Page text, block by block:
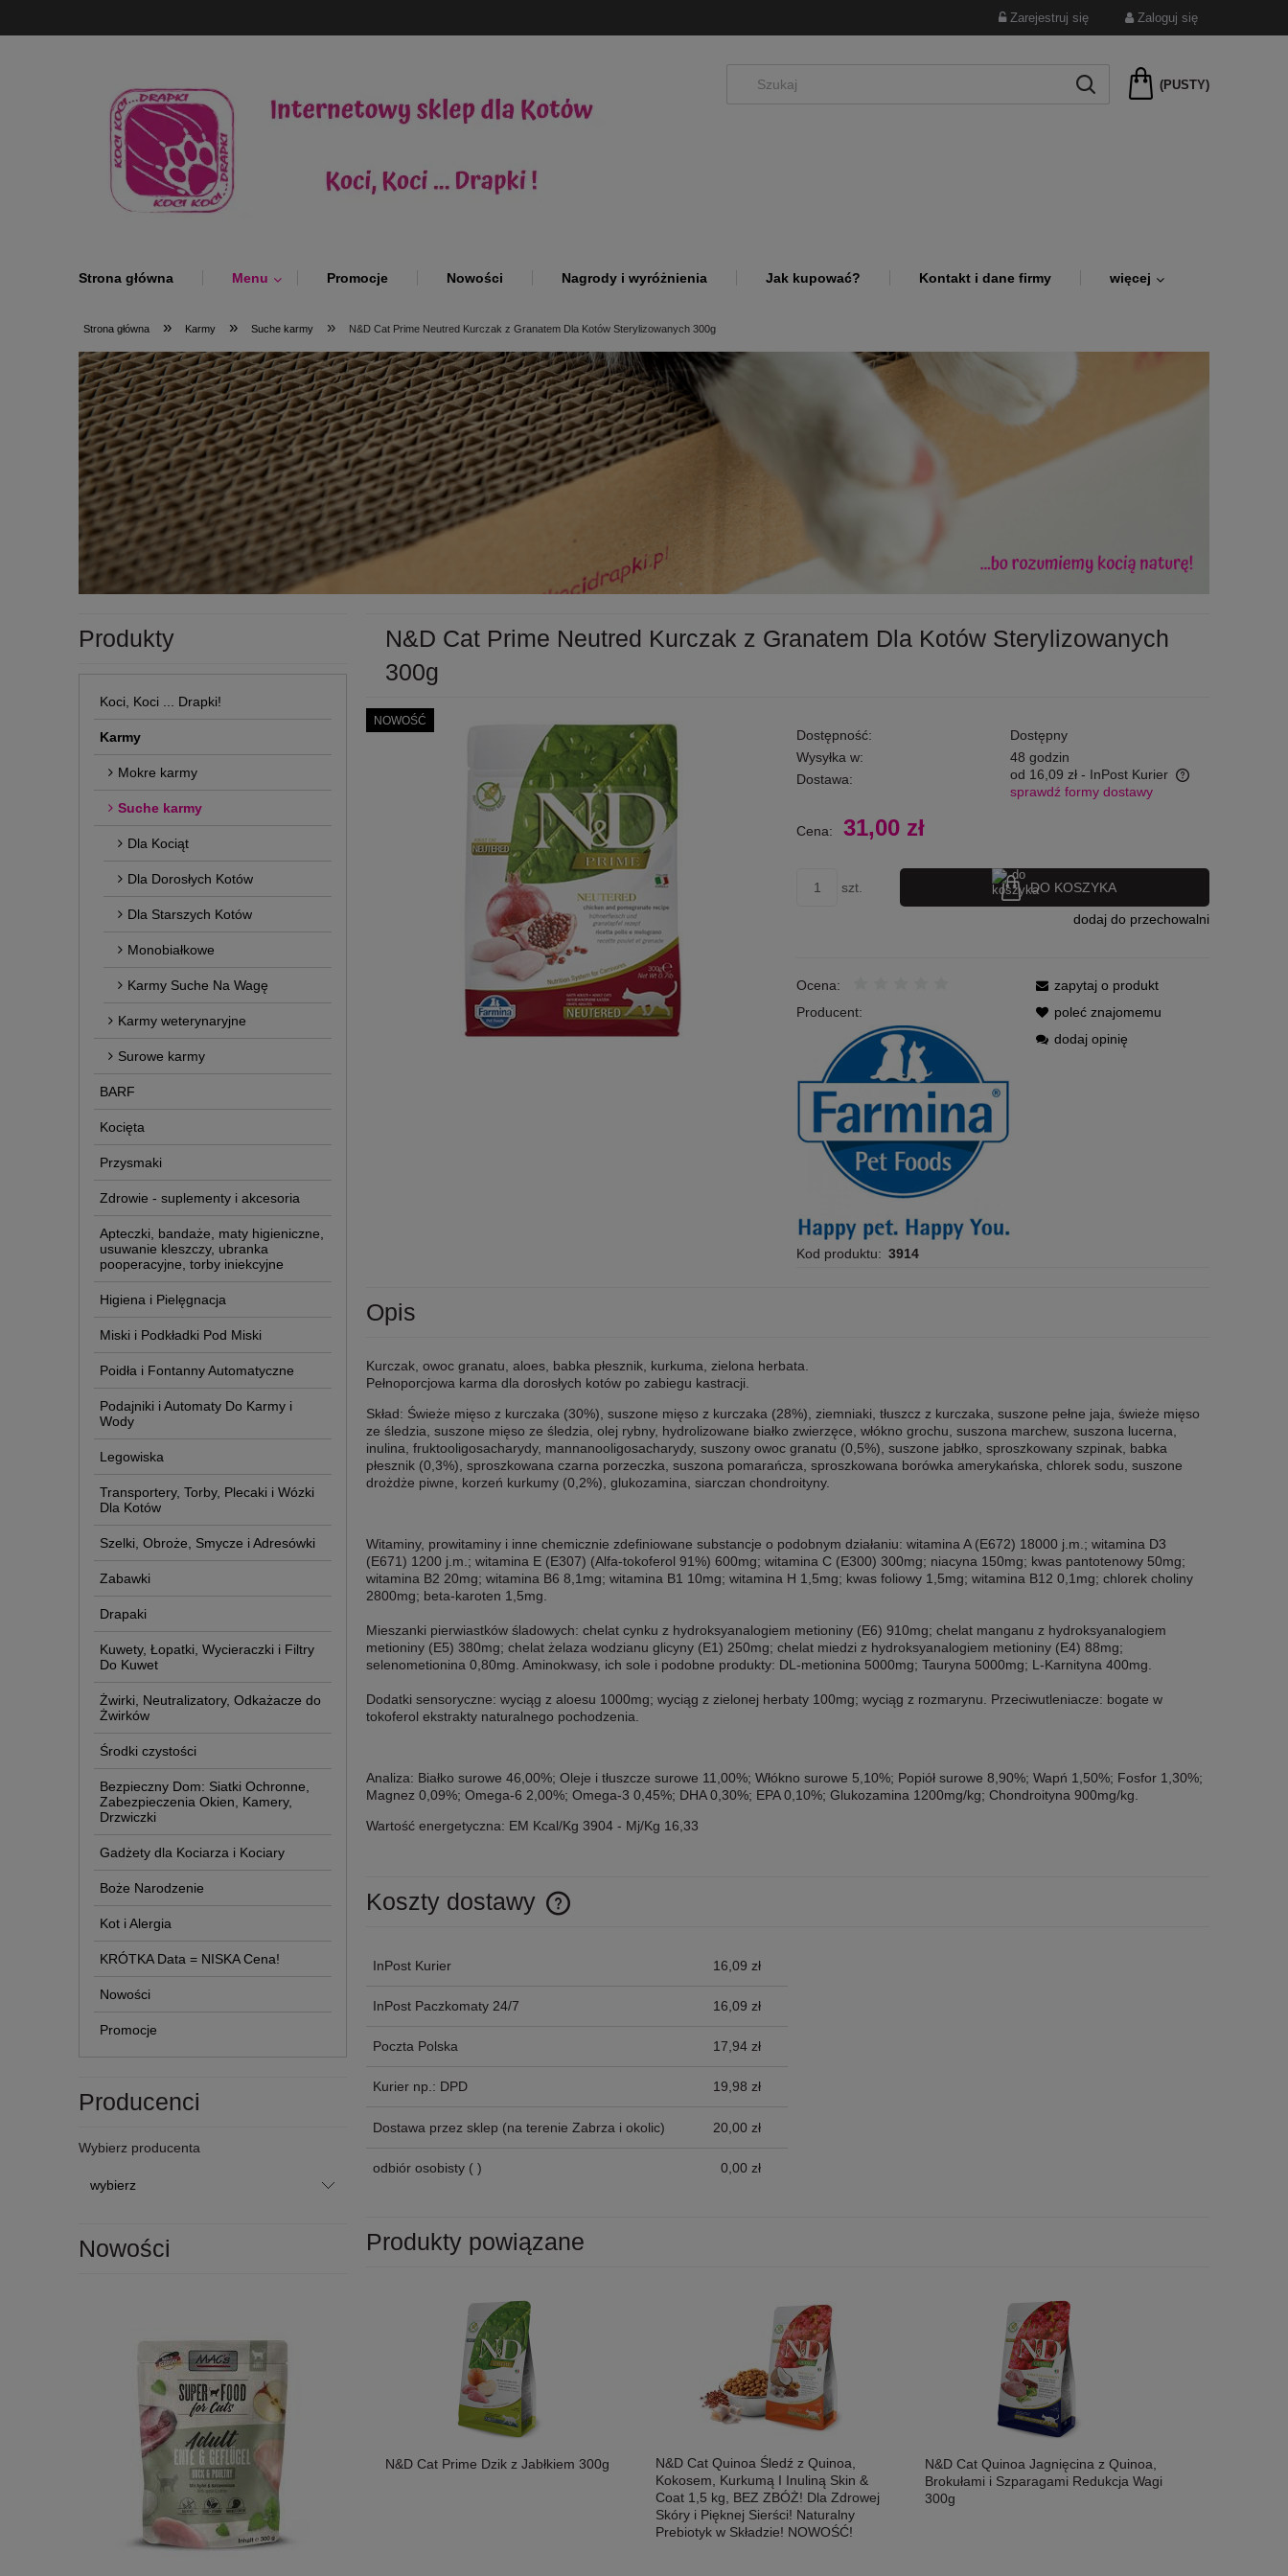
Zarejestruj się Zaloguj się
(PUSTY)
Strona główna Menu Promocje Nowości Nagrody i wyróżnienia Jak kupować? Kontakt i dane firmy więcej
Strona główna » Karmy » Suche karmy » N&D Cat Prime Neutred Kurczak z Granatem Dla Kotów Sterylizowanych 300g
Produkty
Koci, Koci ... Drapki!
Karmy
Mokre karmy
Suche karmy
Dla Kociąt
Dla Dorosłych Kotów
Dla Starszych Kotów
Monobiałkowe
Karmy Suche Na Wagę
Karmy weterynaryjne
Surowe karmy
BARF
Kocięta
Przysmaki
Zdrowie - suplementy i akcesoria
Apteczki, bandaże, maty higieniczne,
usuwanie kleszczy, ubranka
pooperacyjne, torby iniekcyjne
Higiena i Pielęgnacja
Miski i Podkładki Pod Miski
Poidła i Fontanny Automatyczne
Podajniki i Automaty Do Karmy i
Wody
Legowiska
Transportery, Torby, Plecaki i Wózki
Dla Kotów
Szelki, Obroże, Smycze i Adresówki
Zabawki
Drapaki
Kuwety, Łopatki, Wycieraczki i Filtry
Do Kuwet
Żwirki, Neutralizatory, Odkażacze do
Żwirków
Środki czystości
Bezpieczny Dom: Siatki Ochronne,
Zabezpieczenia Okien, Kamery,
Drzwiczki
Gadżety dla Kociarza i Kociary
Boże Narodzenie
Kot i Alergia
KRÓTKA Data = NISKA Cena!
Nowości
Promocje
Producenci
Wybierz producenta
Nowości
N&D Cat Prime Neutred Kurczak z Granatem Dla Kotów Sterylizowanych
300g
NOWOŚĆ
Dostępność:
Dostępny
Wysyłka w:
48 godzin
Dostawa:
od 16,09 zł - InPost Kurier
sprawdź formy dostawy
Cena: 31,00 zł
szt. DO KOSZYKA
dodaj do przechowalni
Ocena:
Producent:
Kod produktu: 3914
zapytaj o produkt
poleć znajomemu
dodaj opinię
Opis
Kurczak, owoc granatu, aloes, babka płesznik, kurkuma, zielona herbata.
Pełnoporcjowa karma dla dorosłych kotów po zabiegu kastracji.
Skład: Świeże mięso z kurczaka (30%), suszone mięso z kurczaka (28%), ziemniaki, tłuszcz z kurczaka, suszone pełne jaja, świeże mięso
ze śledzia, suszone mięso ze śledzia, olej rybny, hydrolizowane białko zwierzęce, włókno grochu, suszona marchew, suszona lucerna,
inulina, fruktooligosacharydy, mannanooligosacharydy, suszony owoc granatu (0,5%), suszone jabłko, sproszkowany szpinak, babka
płesznik (0,3%), sproszkowana czarna porzeczka, suszona pomarańcza, sproszkowana borówka amerykańska, chlorek sodu, suszone
drożdże piwne, korzeń kurkumy (0,2%), glukozamina, siarczan chondroityny.
Witaminy, prowitaminy i inne chemicznie zdefiniowane substancje o podobnym działaniu: witamina A (E672) 18000 j.m.; witamina D3
(E671) 1200 j.m.; witamina E (E307) (Alfa-tokoferol 91%) 600mg; witamina C (E300) 300mg; niacyna 150mg; kwas pantotenowy 50mg;
witamina B2 20mg; witamina B6 8,1mg; witamina B1 10mg; witamina H 1,5mg; kwas foliowy 1,5mg; witamina B12 0,1mg; chlorek choliny
2800mg; beta-karoten 1,5mg.
Mieszanki pierwiastków śladowych: chelat cynku z hydroksyanalogiem metioniny (E6) 910mg; chelat manganu z hydroksyanalogiem
metioniny (E5) 380mg; chelat żelaza wodzianu glicyny (E1) 250mg; chelat miedzi z hydroksyanalogiem metioniny (E4) 88mg;
selenometionina 0,80mg. Aminokwasy, ich sole i podobne produkty: DL-metionina 5000mg; Tauryna 5000mg; L-Karnityna 400mg.
Dodatki sensoryczne: wyciąg z aloesu 1000mg; wyciąg z zielonej herbaty 100mg; wyciąg z rozmarynu. Przeciwutleniacze: bogate w
tokoferol ekstrakty naturalnego pochodzenia.
Analiza: Białko surowe 46,00%; Oleje i tłuszcze surowe 11,00%; Włókno surowe 5,10%; Popiół surowe 8,90%; Wapń 1,50%; Fosfor 1,30%;
Magnez 0,09%; Omega-6 2,00%; Omega-3 0,45%; DHA 0,30%; EPA 0,10%; Glukozamina 1200mg/kg; Chondroityna 900mg/kg.
Wartość energetyczna: EM Kcal/Kg 3904 - Mj/Kg 16,33
Koszty dostawy
InPost Kurier 16,09 zł
InPost Paczkomaty 24/7 16,09 zł
Poczta Polska 17,94 zł
Kurier np.: DPD 19,98 zł
Dostawa przez sklep (na terenie Zabrza i okolic) 20,00 zł
odbiór osobisty ( ) 0,00 zł
Produkty powiązane
N&D Cat Prime Dzik z Jabłkiem 300g
N&D Cat Quinoa Śledź z Quinoa,
Kokosem, Kurkumą I Inuliną Skin &
Coat 1,5 kg, BEZ ZBÓŻ! Dla Zdrowej
Skóry i Pięknej Sierści! Naturalny
Prebiotyk w Składzie! NOWOŚĆ!
N&D Cat Quinoa Jagnięcina z Quinoa,
Brokułami i Szparagami Redukcja Wagi
300g